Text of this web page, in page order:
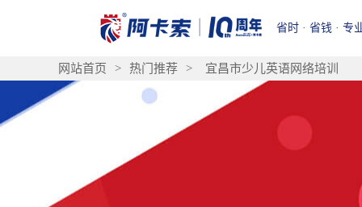
省时 · 省钱 · 专
网站首页 > 热门推荐 > 宜昌市少儿英语网络培训